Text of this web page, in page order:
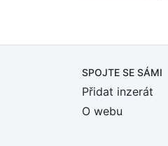
SPOJTE SE SÁMI
Přidat inzerát
O webu